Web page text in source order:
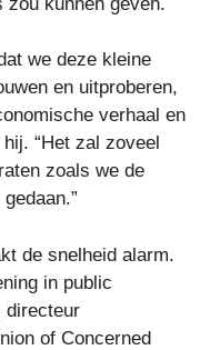
we deze kleine
en uitproberen,
verhaal en
“Het zal zoveel
zoals we de
de snelheid alarm.
in public
directeur
of Concerned